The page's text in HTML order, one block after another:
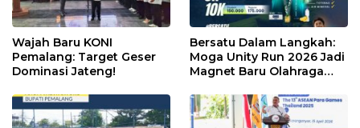
Wajah Baru KONI
Pemalang: Target Geser
Dominasi Jateng!
Bersatu Dalam Langkah:
Moga Unity Run 2026 Jadi
Magnet Baru Olahraga